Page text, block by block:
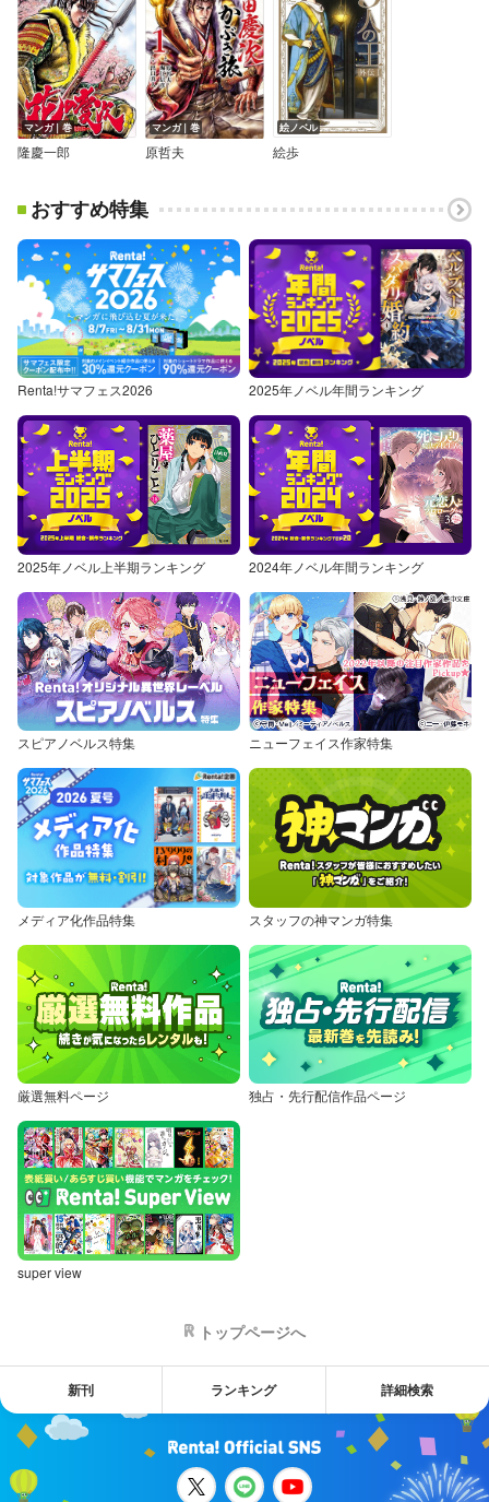
マンガ｜巻
隆慶一郎
マンガ｜巻
原哲夫
絵ノベル
絵歩
おすすめ特集
Renta!サマフェス2026 2025年ノベル年間ランキング
2025年ノベル上半期ランキング 2024年ノベル年間ランキング
スピアノベルス特集 ニューフェイス作家特集
メディア化作品特集 スタッフの神マンガ特集
厳選無料ページ 独占・先行配信作品ページ
super view
トップページへ
新刊 ランキング 詳細検索